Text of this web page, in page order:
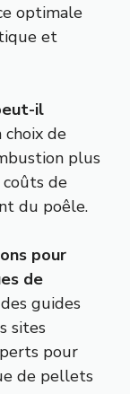
optimale
et
il
choix de
plus
de
du poêle.
pour
de
guides
sites
pour
de pellets